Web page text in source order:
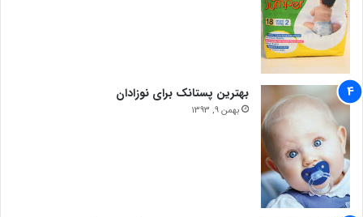
بهترین پستانک برای نوزادان
بهمن 9, 1393